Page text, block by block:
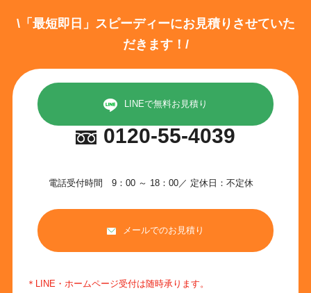
\「最短即日」スピーディーにお見積りさせていた
だきます！/
LINEで無料お見積り
0120-55-4039
電話受付時間 9：00 ～ 18：00／ 定休日：不定休
メールでのお見積り
＊LINE・ホームページ受付は随時承ります。